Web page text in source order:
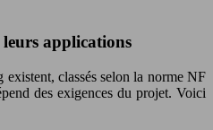
applications
classés selon la norme NF
des exigences du projet. Voici